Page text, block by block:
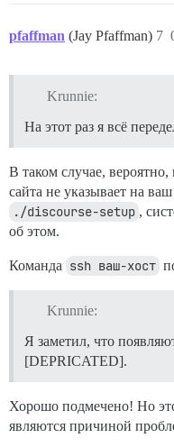
pfaffman (Jay Pfaffman) 7
Krunnie:
На этот раз я всё
В таком случае,
сайта не указывает на
./discourse-setup ,
об этом.
Команда ssh ваш-хост
Krunnie:
Я заметил, что
[DEPRICATED].
Хорошо подмечено! Но
являются причиной